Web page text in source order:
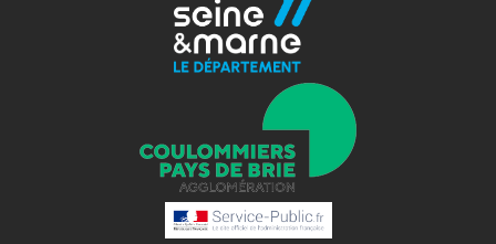
HÉBERGEMENT
Chambres d’hôtes LA MARVALIERE
VOIR LA FICHE
HÉBERGEMENT
Chambres d’hôtes, Claude BEAUP